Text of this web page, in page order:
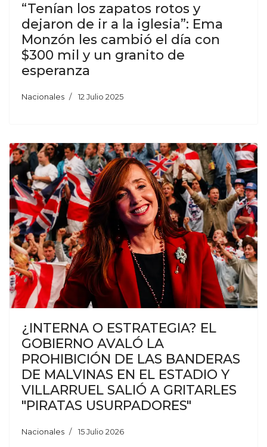
“Tenían los zapatos rotos y
dejaron de ir a la iglesia”: Ema
Monzón les cambió el día con
$300 mil y un granito de
esperanza
Nacionales 12 Julio 2025
¿INTERNA O ESTRATEGIA? EL
GOBIERNO AVALÓ LA
PROHIBICIÓN DE LAS BANDERAS
DE MALVINAS EN EL ESTADIO Y
VILLARRUEL SALIÓ A GRITARLES
"PIRATAS USURPADORES"
Nacionales 15 Julio 2026